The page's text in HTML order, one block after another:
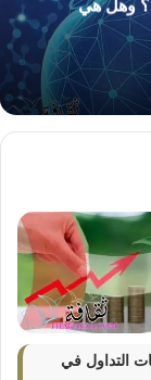
وهل هي
التداول في